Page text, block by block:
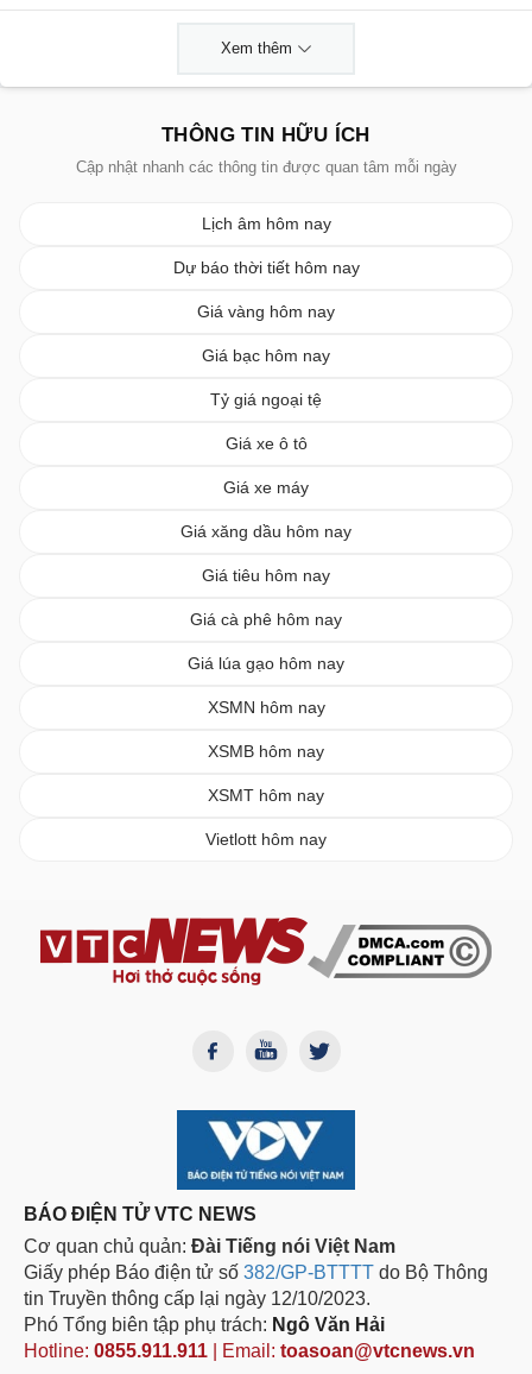
Xem thêm
THÔNG TIN HỮU ÍCH
Cập nhật nhanh các thông tin được quan tâm mỗi ngày
Lịch âm hôm nay
Dự báo thời tiết hôm nay
Giá vàng hôm nay
Giá bạc hôm nay
Tỷ giá ngoại tệ
Giá xe ô tô
Giá xe máy
Giá xăng dầu hôm nay
Giá tiêu hôm nay
Giá cà phê hôm nay
Giá lúa gạo hôm nay
XSMN hôm nay
XSMB hôm nay
XSMT hôm nay
Vietlott hôm nay
BÁO ĐIỆN TỬ VTC NEWS
Cơ quan chủ quản: Đài Tiếng nói Việt Nam
Giấy phép Báo điện tử số 382/GP-BTTTT do Bộ Thông
tin Truyền thông cấp lại ngày 12/10/2023.
Phó Tổng biên tập phụ trách: Ngô Văn Hải
Hotline: 0855.911.911 | Email: toasoan@vtcnews.vn